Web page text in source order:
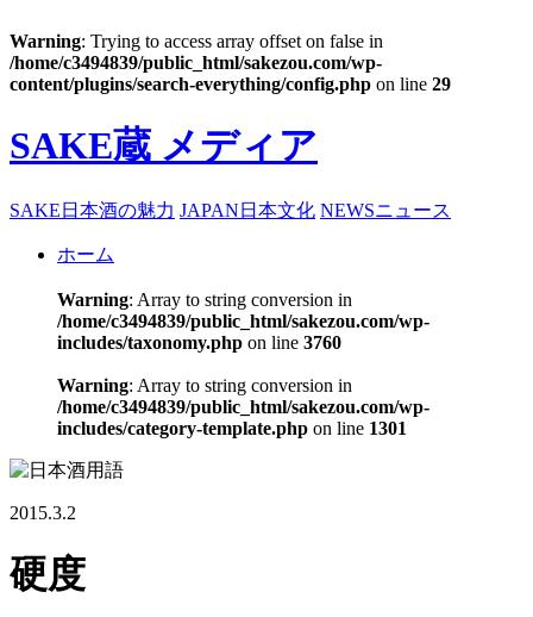
Warning: Trying to access array offset on false in
/home/c3494839/public_html/sakezou.com/wp-
content/plugins/search-everything/config.php on line 29
SAKE蔵 メディア
SAKE 日本酒の魅力 JAPAN 日本文化 NEWSニュース
ホーム
Warning: Array to string conversion in
/home/c3494839/public_html/sakezou.com/wp-
includes/taxonomy.php on line 3760
Warning: Array to string conversion in
/home/c3494839/public_html/sakezou.com/wp-
includes/category-template.php on line 1301
2015.3.2
硬度